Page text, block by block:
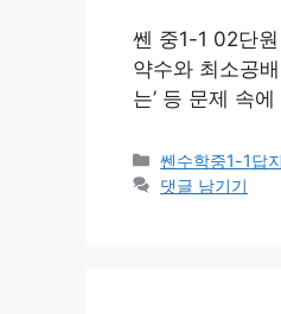
쎈 중1-1 02단
약수와 최소공
는’ 등 문제 속
카
테
쎈수학중1-1답지
댓글 남기기